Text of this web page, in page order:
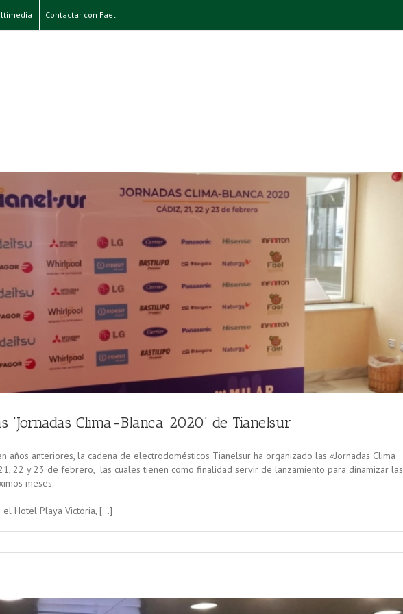
Contactar con Fael
‘Jornadas Clima-Blanca 2020’ de Tianelsur
años anteriores, la cadena de electrodomésticos Tianelsur ha organizado las «Jornadas Clima
22 y 23 de febrero, las cuales tienen como finalidad servir de lanzamiento para dinamizar las
meses.
el Hotel Playa Victoria, […]